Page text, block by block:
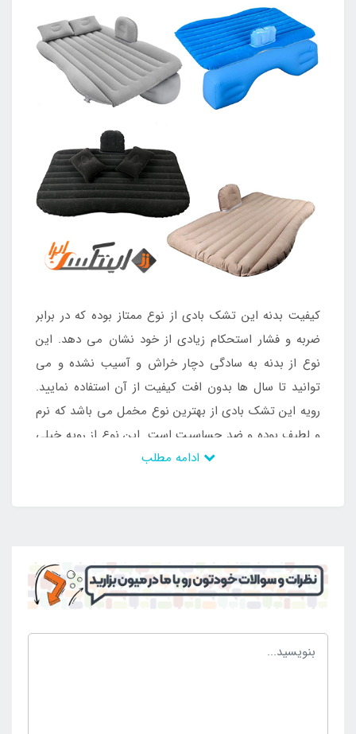
کیفیت بدنه این تشک بادی از نوع ممتاز بوده که در برابر
ضربه و فشار استحکام زیادی از خود نشان می دهد. این
نوع از بدنه به سادگی دچار خراش و آسیب نشده و می
توانید تا سال ها بدون افت کیفیت از آن استفاده نمایید.
رویه این تشک بادی از بهترین نوع مخمل می باشد که نرم
و لطیف بوده و ضد حساسیت است. این نوع از رویه خیلی
گرم و یا خیلی سرد نشده و می توانید به راحتی از آن در
طولانی مدت استفاده نمایید بدون اینکه دچار تعریق شوید.
این محصول دارای طول عمر زیادی است و هم چنین تحمل
آن استفاده کنند.